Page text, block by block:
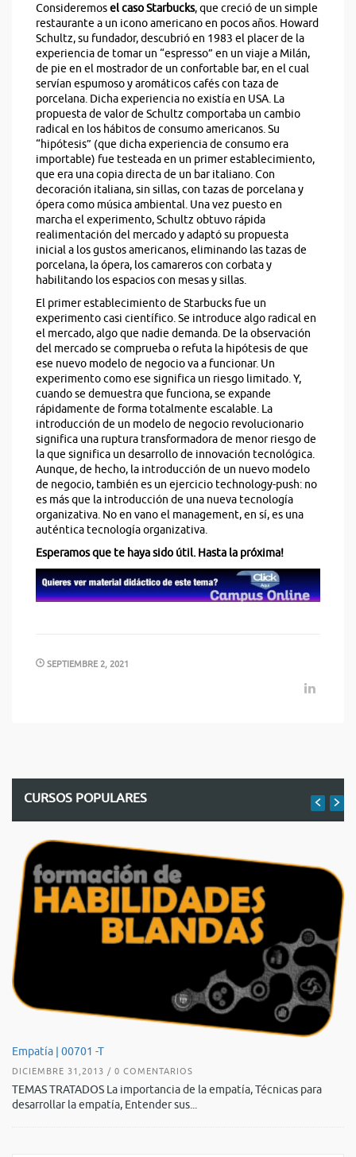
Consideremosel caso Starbucks, que creció de un simple
restaurante a un icono americano en pocos años. Howard
Schultz, su fundador, descubrió en 1983 el placer de la
experiencia de tomar un “espresso” en un viaje a Milán,
de pie en el mostrador de un confortable bar, en el cual
servían espumoso y aromáticos cafés con taza de
porcelana. Dicha experiencia no existía en USA. La
propuesta de valor de Schultz comportaba un cambio
radical en los hábitos de consumo americanos. Su
“hipótesis” (que dicha experiencia de consumo era
importable) fue testeada en un primer establecimiento,
que era una copia directa de un bar italiano. Con
decoración italiana, sin sillas, con tazas de porcelana y
ópera como música ambiental. Una vez puesto en
marcha el experimento, Schultz obtuvo rápida
realimentación del mercado y adaptó su propuesta
inicial a los gustos americanos, eliminando las tazas de
porcelana, la ópera, los camareros con corbata y
habilitando los espacios con mesas y sillas.
El primer establecimiento de Starbucks fue un
experimento casi científico. Se introduce algo radical en
el mercado, algo que nadie demanda. De la observación
del mercado se comprueba o refuta la hipótesis de que
ese nuevo modelo de negocio va a funcionar. Un
experimento como ese significa un riesgo limitado. Y,
cuando se demuestra que funciona, se expande
rápidamente de forma totalmente escalable. La
introducción de un modelo de negocio revolucionario
significa una ruptura transformadora de menor riesgo de
la que significa un desarrollo de innovación tecnológica.
Aunque, de hecho, la introducción de un nuevo modelo
de negocio, también es un ejercicio technology-push: no
es más que la introducción de una nueva tecnología
organizativa. No en vano el management, en sí, es una
auténtica tecnología organizativa.
Esperamos que te haya sido útil. Hasta la próxima!
SEPTIEMBRE 2, 2021
CURSOS POPULARES
Empatía | 00701 -T
DICIEMBRE 31,2013 / 0 COMENTARIOS
TEMAS TRATADOS La importancia de la empatía, Técnicas para
desarrollar la empatía, Entender sus...